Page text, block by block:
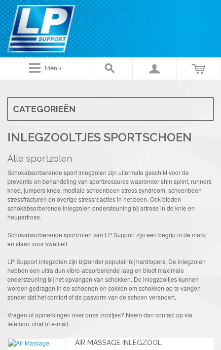
Menu
CATEGORIEËN
INLEGZOOLTJES SPORTSCHOEN
Alle sportzolen
Schokabsorberende sport inlegzolen zijn uitermate geschikt voor de
preventie en behandeling van sportblessures waaronder shin splint, runners
knee, jumpers knee, mediale scheenbeen stress syndroom, scheenbeen
stressfracturen en overige stressreacties in het been. Ook bieden
schokabsorberende inlegzolen ondersteuning bij artrose in de knie en
heupartrose.
Schokabsorberende sportzolen van LP Support zijn een begrip in de markt
en staan voor kwaliteit.
LP Support inlegzolen zijn bijzonder populair bij hardlopers. De inlegzolen
hebben een ultra dun vibro-absorberende laag en biedt maximale
ondersteuning bij het opvangen van schokken. De inlegzooltjes kunnen
worden gedragen in de schoenen en sokken om schokken op te vangen
zonder dat het comfort of de pasvorm van de schoen verandert.
Vragen of opmerkingen over onze zooltjes? Neem dan contact op via
telefoon, chat of e-mail.
AIR MASSAGE INLEGZOOL